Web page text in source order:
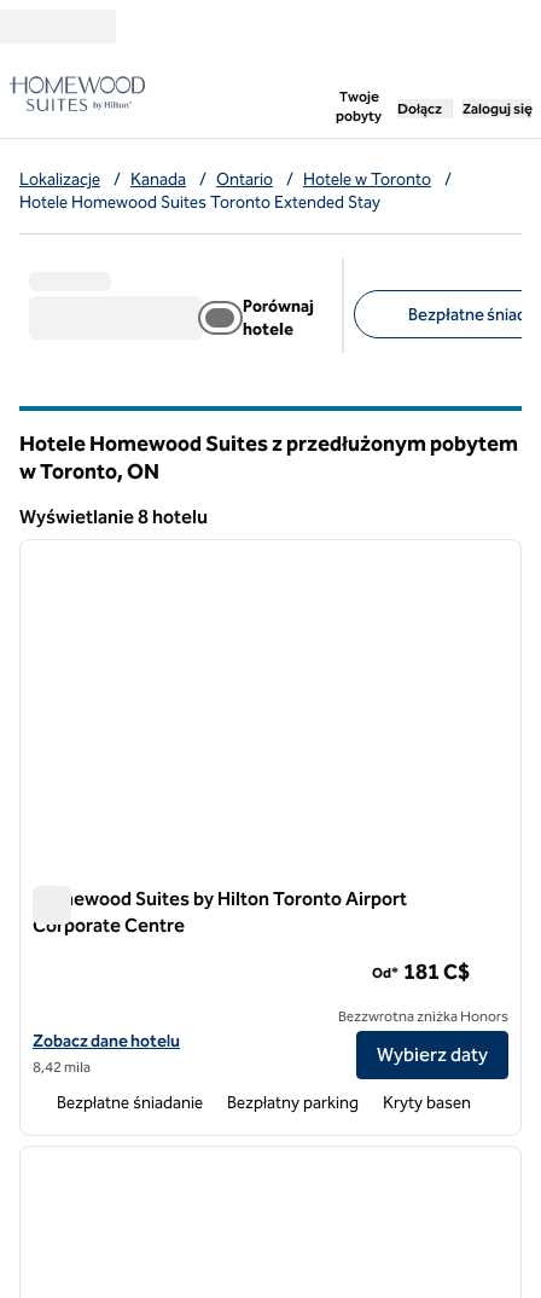
Twoje
pobyty
,otwiera nową
Dołącz Zaloguj się
Lokalizacje / Kanada / Ontario / Hotele w Toronto
/
Hotele Homewood Suites Toronto Extended Stay
Porównaj
hotele
Bezpłatne
Hotele Homewood Suites z przedłużonym pobytem
w Toronto,ON
Wyświetlanie 8 hotelu
Wyświetlanie 8 hotelu
1 z 12
Homewood Suites by Hilton Toronto Airport
Corporate Centre
Zobacz szczegóły hotelu Homewood Suites by Hilton Toronto
Zobacz dane hotelu
8,42 mila
Od* 181 C$
Bezzwrotna zniżka Honors
Wybierz daty
Bezpłatne śniadanie Bezpłatny parking Kryty basen
1 z 12